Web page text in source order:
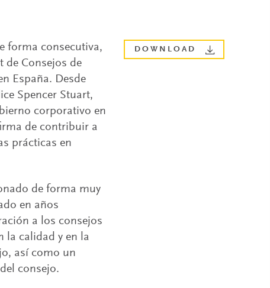
forma consecutiva,
de Consejos de
España. Desde
Spencer Stuart,
corporativo en
de contribuir a
prácticas en
de forma muy
en años
a los consejos
la calidad y en la
así como un
consejo.
DOWNLOAD